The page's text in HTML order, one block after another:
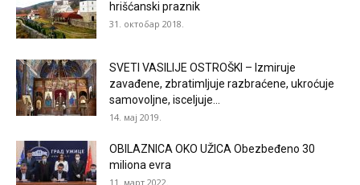
hrišćanski praznik
31. октобар 2018.
SVETI VASILIJE OSTROŠKI – Izmiruje
zavađene, zbratimljuje razbraćene, ukroćuje
samovoljne, isceljuje...
14. мај 2019.
OBILAZNICA OKO UŽICA Obezbeđeno 30
miliona evra
11. март 2022.